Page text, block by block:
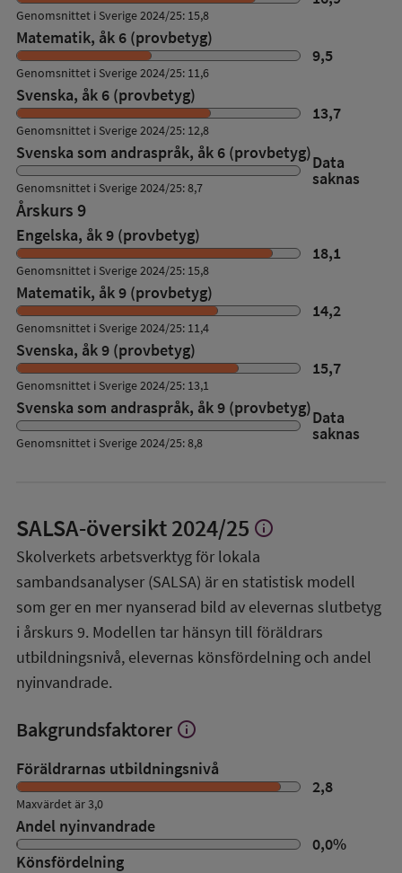
Genomsnittet i Sverige 2024/25: 15,8
Matematik, åk 6 (provbetyg)
9,5
Genomsnittet i Sverige 2024/25: 11,6
Svenska, åk 6 (provbetyg)
13,7
Genomsnittet i Sverige 2024/25: 12,8
Svenska som andraspråk, åk 6 (provbetyg)Data
saknas
Genomsnittet i Sverige 2024/25: 8,7
Årskurs 9
Engelska, åk 9 (provbetyg)
18,1
Genomsnittet i Sverige 2024/25: 15,8
Matematik, åk 9 (provbetyg)
14,2
Genomsnittet i Sverige 2024/25: 11,4
Svenska, åk 9 (provbetyg)
15,7
Genomsnittet i Sverige 2024/25: 13,1
Svenska som andraspråk, åk 9 (provbetyg)Data
saknas
Genomsnittet i Sverige 2024/25: 8,8
SALSA-översikt2024/25 Visa
om
SALSA-
översikt
info
Skolverkets arbetsverktyg för lokala
sambandsanalyser (SALSA) är en statistisk modell
som ger en mer nyanserad bild av elevernas slutbetyg
i årskurs 9. Modellen tar hänsyn till föräldrars
utbildningsnivå, elevernas könsfördelning och andel
nyinvandrade.
Bakgrundsfaktorer Visa
om
Bakgrundsfaktorer
info
Föräldrarnas utbildningsnivå
2,8
Maxvärdet är 3,0
Andel nyinvandrade
0,0%
Könsfördelning